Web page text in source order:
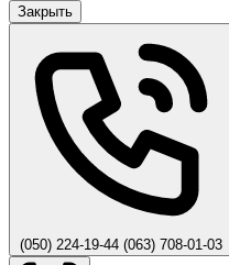
Закрыть
(050) 224-19-44 (063) 708-01-03